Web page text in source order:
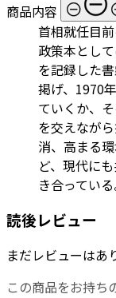
商品内容
首相就任目
政策本とし
を記録した
掲げ、1970
ていくか、
を交えなが
消、高まる
ど、現代に
き合っている
読後レビュー
まだレビューはあ
この商品をお持ち